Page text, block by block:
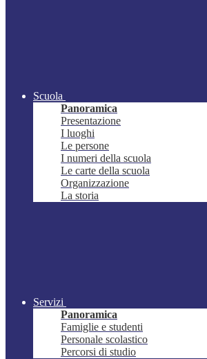
Scuola
Panoramica
Presentazione
I luoghi
Le persone
I numeri della scuola
Le carte della scuola
Organizzazione
La storia
Servizi
Panoramica
Famiglie e studenti
Personale scolastico
Percorsi di studio